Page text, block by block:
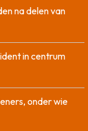
na delen van
in centrum
onder wie